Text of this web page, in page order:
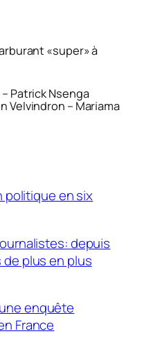
«super» à
Patrick Nsenga
Velvindron – Mariama
politique en six
depuis
de plus en plus
enquête
France